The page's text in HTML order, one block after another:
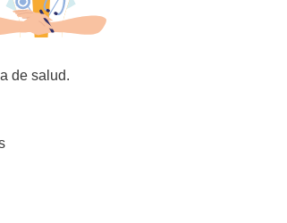
de salud.